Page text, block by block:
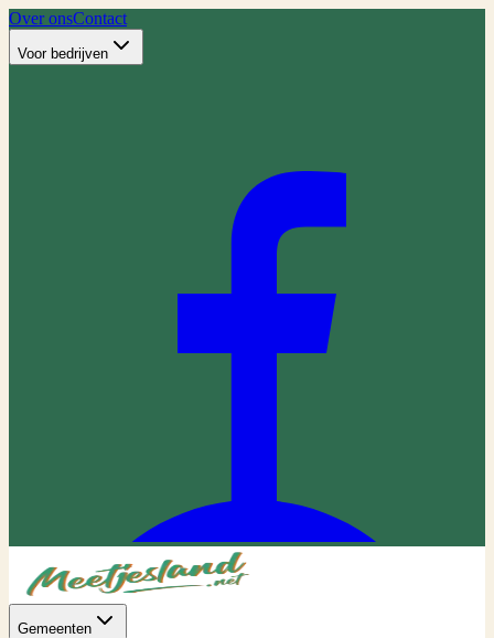
Over onsContact
Voor bedrijven
Gemeenten